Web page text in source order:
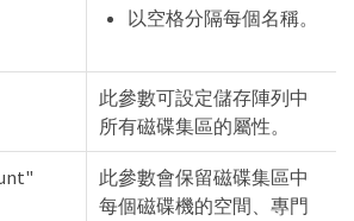
以空格分隔每個名稱。
此參數可設定儲存陣列中
所有磁碟集區的屬性。
此參數會保留磁碟集區中
每個磁碟機的空間、專門